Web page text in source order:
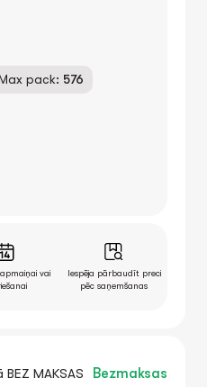
pack: 576
vai
Iespēja pārbaudīt preci
pēc saņemšanas
MAKSAS Bezmaksas